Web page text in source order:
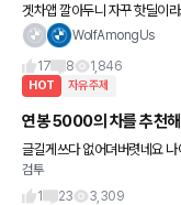
겟차앱 깔아두니 자꾸 핫딜이
한 딜이라는 건지 1도 모르겠음 할인이라곤 한푼도 없는 리스 렌트 뿐인데 이자가 핫하게
WolfAmongUs
17
8 1,846
HOT 자유주제
연봉 5000의 차를 추천
글길게쓰다 없어뎌버렷네요
턴 타다가 폐차할려고합니다 SUV를
드/텔루라이드(출시되면)/모하비
검투
1
23 3,309